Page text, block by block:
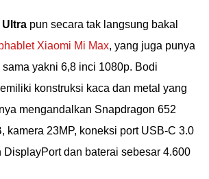
Ultra pun secara tak langsung bakal
Xiaomi Mi Max, yang juga punya
yakni 6,8 inci 1080p. Bodi
konstruksi kaca dan metal yang
mengandalkan Snapdragon 652
kamera 23MP, koneksi port USB-C 3.0
dan baterai sebesar 4.600